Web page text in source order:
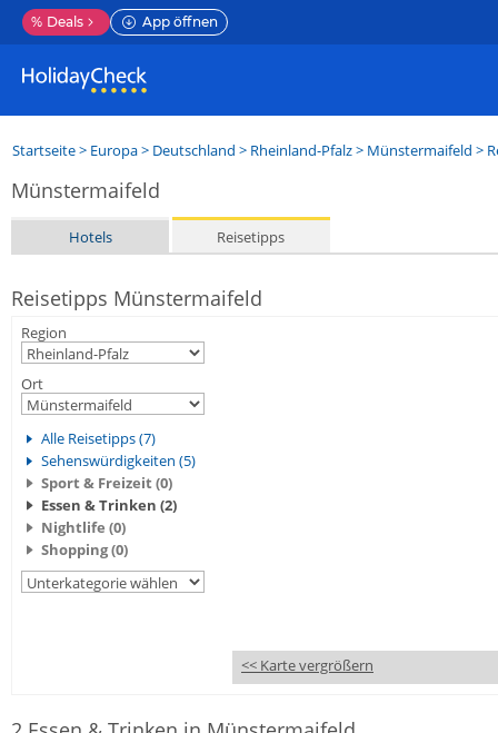
% Deals App öffnen
Startseite> Europa> Deutschland > Rheinland-Pfalz> Münstermaifeld >
Münstermaifeld
Hotels Reisetipps
Reisetipps Münstermaifeld
Region
Ort
Alle Reisetipps (7)
Sehenswürdigkeiten (5)
Sport & Freizeit (0)
Essen & Trinken (2)
Nightlife (0)
Shopping (0)
<< Karte vergrößern